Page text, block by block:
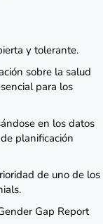
y tolerante.
sobre la salud
para los
en los datos
planificación
de uno de los
Gap Report